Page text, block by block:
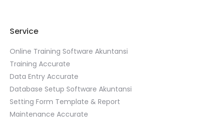
Service
Online Training Software Akuntansi
Training Accurate
Data Entry Accurate
Database Setup Software Akuntansi
Setting Form Template & Report
Maintenance Accurate